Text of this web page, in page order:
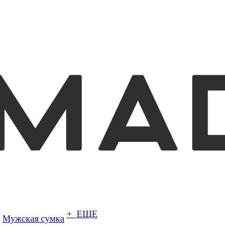
Мужская сумка + ЕЩЕ